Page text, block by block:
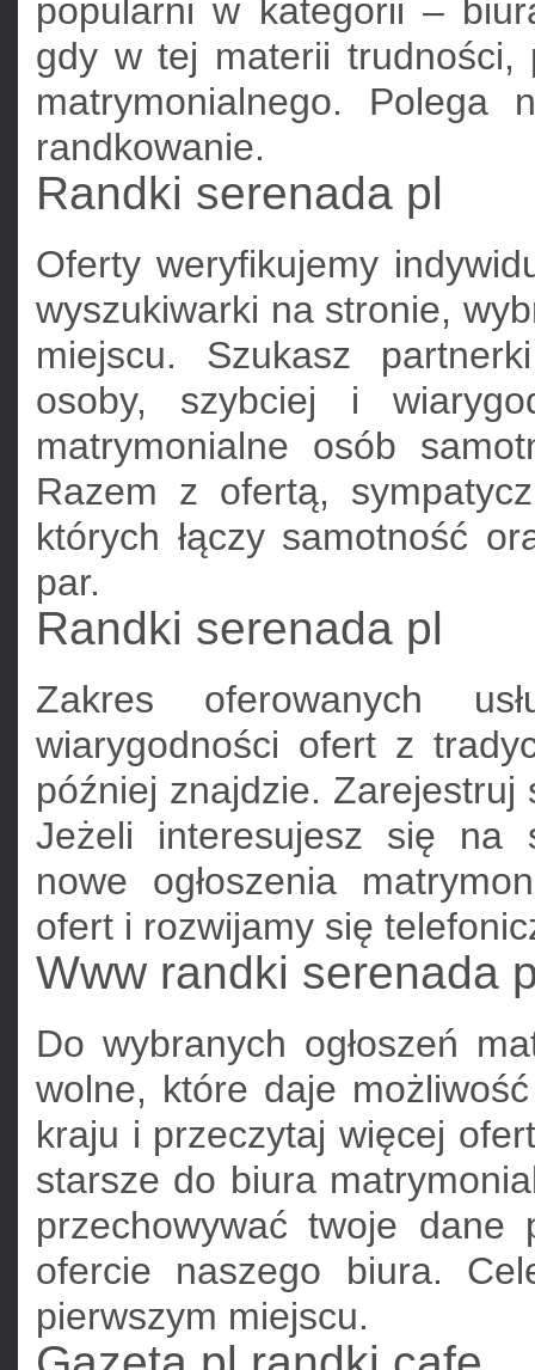
popularni w kategorii –
gdy w tej materii trudności,
matrymonialnego. Polega
randkowanie.
Randki serenada pl
Oferty weryfikujemy
wyszukiwarki na stronie,
miejscu. Szukasz
osoby, szybciej i
matrymonialne osób
Razem z ofertą,
których łączy samotność
par.
Randki serenada pl
Zakres oferowanych
wiarygodności ofert z
później znajdzie.
Jeżeli interesujesz się na
nowe ogłoszenia
ofert i rozwijamy się
Www randki serenada
Do wybranych ogłoszeń
wolne, które daje
kraju i przeczytaj więcej
starsze do biura
przechowywać twoje
ofercie naszego biura.
pierwszym miejscu.